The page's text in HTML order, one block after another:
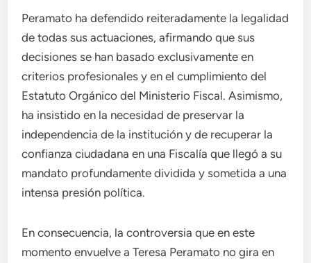
Peramato ha defendido reiteradamente la legalidad
de todas sus actuaciones, afirmando que sus
decisiones se han basado exclusivamente en
criterios profesionales y en el cumplimiento del
Estatuto Orgánico del Ministerio Fiscal. Asimismo,
ha insistido en la necesidad de preservar la
independencia de la institución y de recuperar la
confianza ciudadana en una Fiscalía que llegó a su
mandato profundamente dividida y sometida a una
intensa presión política.
En consecuencia, la controversia que en este
momento envuelve a Teresa Peramato no gira en